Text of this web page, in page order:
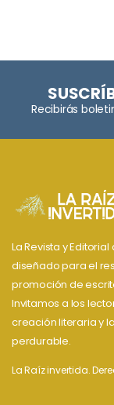
Recibirás
La Revista y
diseñado para el
promoción de
Invitamos a los
creación literaria y
perdurable.
La Raíz invertida.